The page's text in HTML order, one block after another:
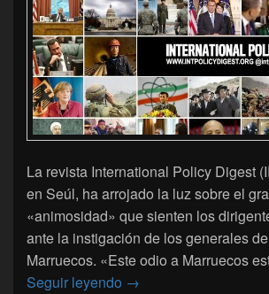
La revista International Policy Digest
en Seúl, ha arrojado la luz sobre el
«animosidad» que sienten los
ante la instigación de los generales
Marruecos. «Este odio a Marruecos
Seguir leyendo Una revista
→